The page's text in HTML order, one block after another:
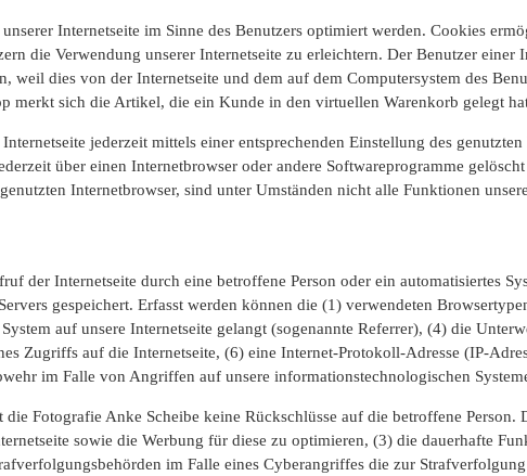
Internetseite im Sinne des Benutzers optimiert werden. Cookies
die Verwendung unserer Internetseite zu erleichtern. Der Benutzer
weil dies von der Internetseite und dem auf dem Computersystem des
merkt sich die Artikel, die ein Kunde in den virtuellen Warenkorb gelegt
jederzeit mittels einer entsprechenden Einstellung des
über einen Internetbrowser oder andere Softwareprogramme
Internetbrowser, sind unter Umständen nicht alle Funktionen
der Internetseite durch eine betroffene Person oder ein automatisiertes
gespeichert. Erfasst werden können die (1) verwendeten
auf unsere Internetseite gelangt (sogenannte Referrer), (4) die
Zugriffs auf die Internetseite, (6) eine Internet-Protokoll-Adresse (IP-
im Falle von Angriffen auf unsere informationstechnologischen
Fotografie Anke Scheibe keine Rückschlüsse auf die betroffene
sowie die Werbung für diese zu optimieren, (3) die dauerhafte
im Falle eines Cyberangriffes die zur